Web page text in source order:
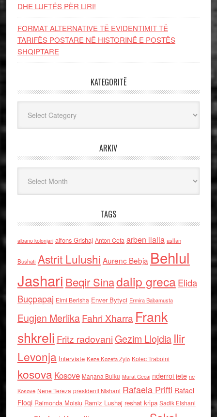
DHE LUFTЁS PЁR LIRI!
FORMAT ALTERNATIVE TË EVIDENTIMIT TË
TARIFËS POSTARE NË HISTORINË E POSTËS
SHQIPTARE
KATEGORITË
ARKIV
TAGS
albano kolonjari alfons Grishaj Anton Cefa arben llalla asllan
Bushati Astrit Lulushi Aurenc Bebja Behlul
Jashari Beqir Sinadalip grecaElida
Buçpapaj Elmi Berisha Enver Bytyci Ermira Babamusta
Eugjen MerlikaFahri Xharra Frank
shkreli Fritz radovaniGezim Llojdia Ilir
Levonja Interviste Keze Kozeta Zylo Kolec Traboini
kosova Kosove Marjana Bulku Murat Gecaj nderroi jete ne
Kosove Nene Tereza presidenti Nishani Rafaela Prifti Rafael
Floqi Raimonda Moisiu Ramiz Lushaj reshat kripa Sadik Elshani